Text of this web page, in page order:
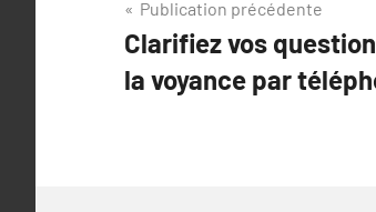
Navigation
de
l’article
Publication précédente
Clarifiez vos
la voyance par